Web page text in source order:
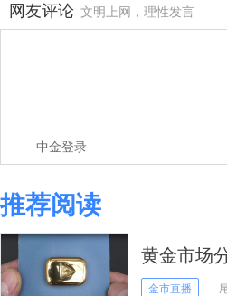
网友评论 文明上网，理性发言
中金登录
推荐阅读
黄金市场
续停留在高
金市直播